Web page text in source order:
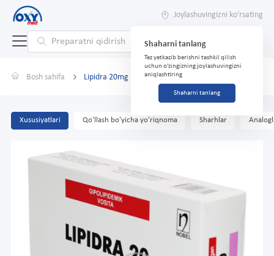
Joylashuvingizni ko'rsating
Shaharni tanlang
Tez yetkazib berishni tashkil qilish
uchun o'zingizning joylashuvingizni
aniqlashtiring
Shaharni tanlang
Bosh sahifa Lipidra 20mg №28
Xususiyatlari Qo'llash bo'yicha yo'riqnoma Sharhlar